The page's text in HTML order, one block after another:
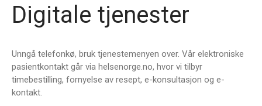
Digitale tjenester
Unngå telefonkø, bruk tjenestemenyen over. Vår elektroniske
pasientkontakt går via helsenorge.no, hvor vi tilbyr
timebestilling, fornyelse av resept, e-konsultasjon og e-
kontakt.